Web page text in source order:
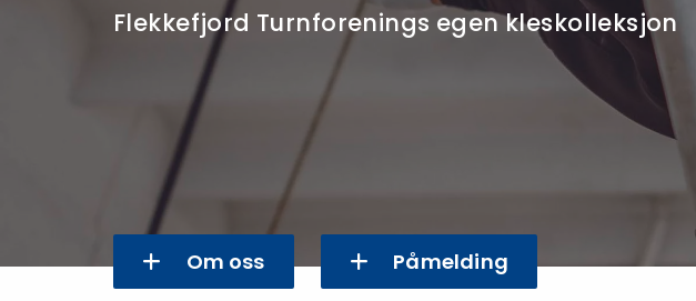
Flekkefjord Turnforenings egen kleskolleksjon
Om oss Påmelding